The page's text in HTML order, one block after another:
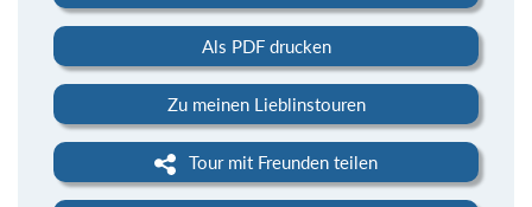
Als PDF drucken
Zu meinen Lieblinstouren
Tour mit Freunden teilen